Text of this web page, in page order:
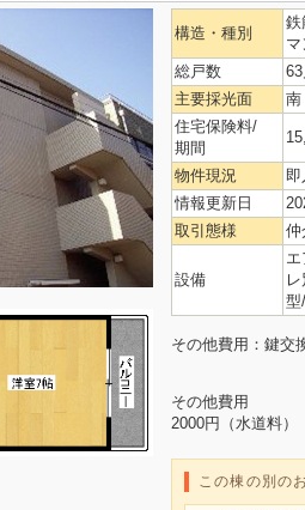
構造・種別
鉄
総戸数
主要採光面
南
住宅保険料/
期間
物件現況
情報更新日
取引態様
仲
設備
型
その他費用：鍵交
その他費用
2000円（水道料）
この棟の別の